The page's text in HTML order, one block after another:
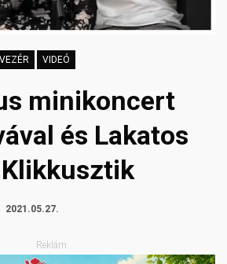
VEZÉR VIDEÓ
minikoncert
és Lakatos
2021.05.27.
Reklám